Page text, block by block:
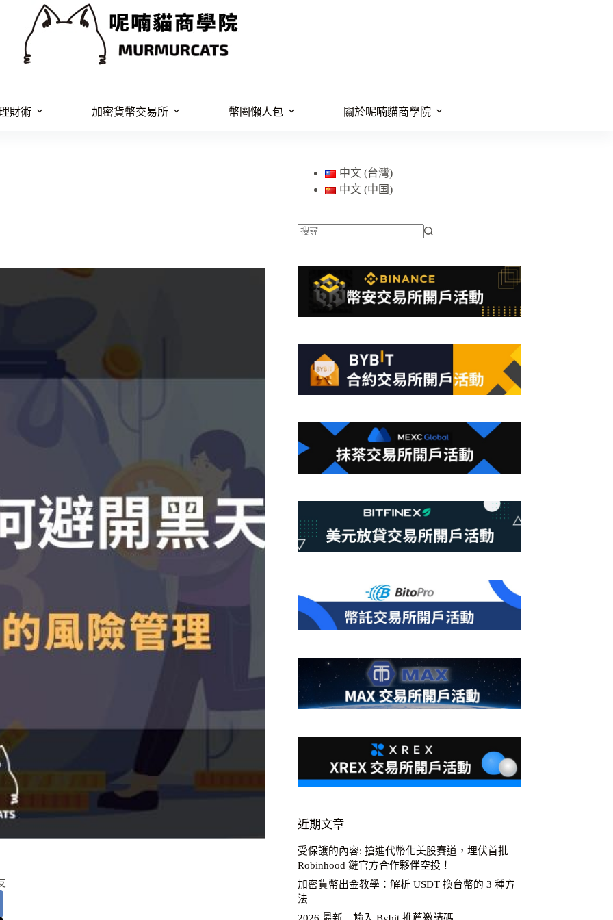
財術 加密貨幣交易所 幣圈懶人包 關於呢喃貓商學院
中文 (台灣)
中文 (中国)
不
件
果
近期文章
受保護的內容: 搶進代幣化美股賽道，埋伏首批
Robinhood 鏈官方合作夥伴空投！
加密貨幣出金教學：解析 USDT 換台幣的 3 種方
法
2026 最新｜輸入 Bybit 推薦邀請碼